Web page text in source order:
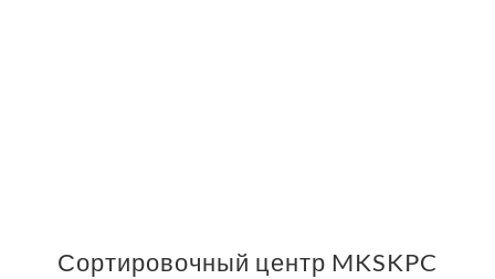
Сортировочный центр MKSKPC